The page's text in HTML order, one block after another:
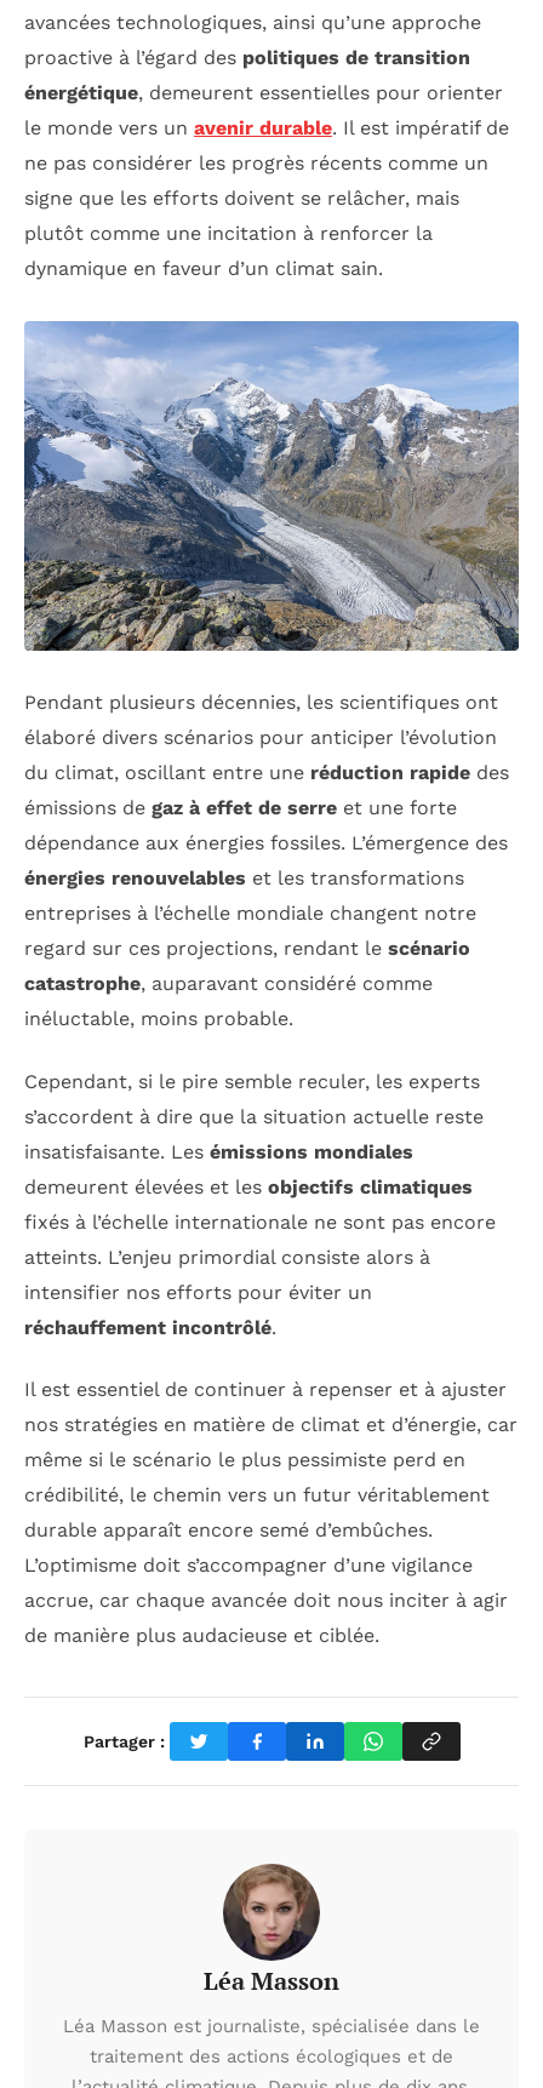
avancées technologiques, ainsi qu’une approche
proactive à l’égard des politiques de transition
énergétique, demeurent essentielles pour orienter
le monde vers un avenir durable. Il est impératif de
ne pas considérer les progrès récents comme un
signe que les efforts doivent se relâcher, mais
plutôt comme une incitation à renforcer la
dynamique en faveur d’un climat sain.
Pendant plusieurs décennies, les scientifiques ont
élaboré divers scénarios pour anticiper l’évolution
du climat, oscillant entre une réduction rapide des
émissions de gaz à effet de serre et une forte
dépendance aux énergies fossiles. L’émergence des
énergies renouvelables et les transformations
entreprises à l’échelle mondiale changent notre
regard sur ces projections, rendant le scénario
catastrophe, auparavant considéré comme
inéluctable, moins probable.
Cependant, si le pire semble reculer, les experts
s’accordent à dire que la situation actuelle reste
insatisfaisante. Les émissions mondiales
demeurent élevées et les objectifs climatiques
fixés à l’échelle internationale ne sont pas encore
atteints. L’enjeu primordial consiste alors à
intensifier nos efforts pour éviter un
réchauffement incontrôlé.
Il est essentiel de continuer à repenser et à ajuster
nos stratégies en matière de climat et d’énergie, car
même si le scénario le plus pessimiste perd en
crédibilité, le chemin vers un futur véritablement
durable apparaît encore semé d’embûches.
L’optimisme doit s’accompagner d’une vigilance
accrue, car chaque avancée doit nous inciter à agir
de manière plus audacieuse et ciblée.
Partager :
Léa Masson
Léa Masson est journaliste, spécialisée dans le
traitement des actions écologiques et de